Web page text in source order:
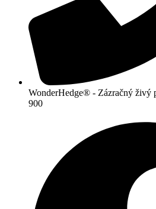
WonderHedge® - Zázračný živý
900